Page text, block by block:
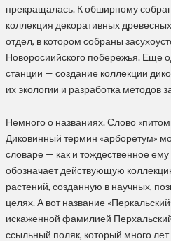
прекращалась. К обширному
коллекция декоративных
отдел, в котором собраны
Новоросиийского побережья. Еще
станции — создание коллекции
их экологии и разработка методов
Немного о названиях. Слово
Диковинный термин «арборетум»
словаре — как и тождественное
обозначает действующую
растений, созданную в научных,
целях. А вот название
искаженной фамилией
ссыльный поляк, который много